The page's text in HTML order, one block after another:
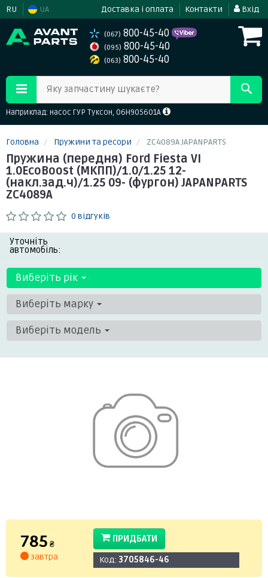
RU UA Доставка і оплата Контакти Вхід
(067) 800-45-40
(095) 800-45-40
(063) 800-45-40
Яку запчастину шукаєте?
Наприклад: насос ГУР Туксон, 06H905601A
Головна Пружини та ресори ZC4089A JAPANPARTS
Пружина (передня) Ford Fiesta VI
1.0EcoBoost (МКПП)/1.0/1.25 12-
(накл.зад.ч)/1.25 09- (фургон) JAPANPARTS
ZC4089A
0 відгуків
Уточніть
автомобіль:
Виберіть рік
Виберіть марку
Виберіть модель
785 ₴
завтра
ПРИДБАТИ
Код: 3705846-46